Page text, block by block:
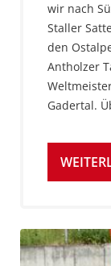
wir nach
Staller
den
Antholzer
Gadertal.